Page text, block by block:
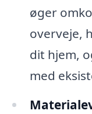
øger
overveje,
dit hjem,
med